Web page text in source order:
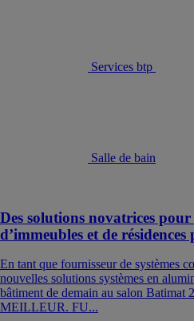
Services btp
Salle de bain
Des solutions novatrices
d’immeubles et de résidences
En tant que fournisseur de systèmes
nouvelles solutions systèmes en
bâtiment de demain au salon Batimat
MEILLEUR. FU...